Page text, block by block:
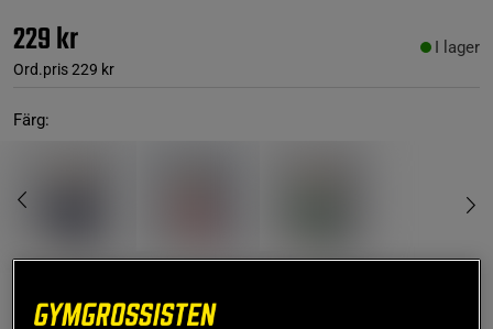
229 kr
Ord.pris229 kr
I lager
Färg: